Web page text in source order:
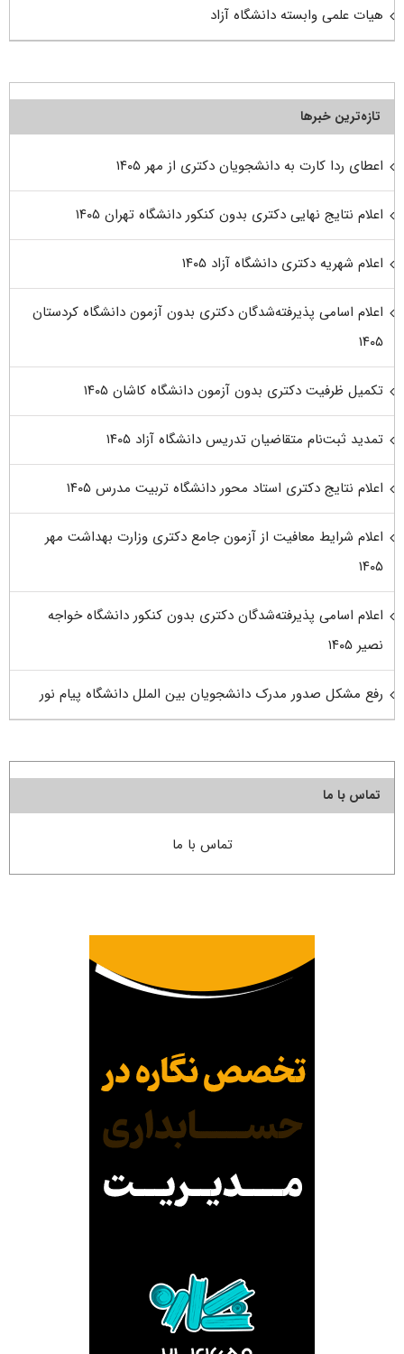
هیات علمی وابسته دانشگاه آزاد
تازه‌ترین خبرها
اعطای ردا کارت به دانشجویان دکتری از مهر ۱۴۰۵
اعلام نتایج نهایی دکتری بدون کنکور دانشگاه تهران ۱۴۰۵
اعلام شهریه دکتری دانشگاه آزاد ۱۴۰۵
اعلام اسامی پذیرفته‌شدگان دکتری بدون آزمون دانشگاه کردستان
۱۴۰۵
تکمیل ظرفیت دکتری بدون آزمون دانشگاه کاشان ۱۴۰۵
تمدید ثبت‌نام متقاضیان تدریس دانشگاه آزاد ۱۴۰۵
اعلام نتایج دکتری استاد محور دانشگاه تربیت مدرس ۱۴۰۵
اعلام شرایط معافیت از آزمون جامع دکتری وزارت بهداشت مهر
۱۴۰۵
اعلام اسامی پذیرفته‌شدگان دکتری بدون کنکور دانشگاه خواجه
نصیر ۱۴۰۵
رفع مشکل صدور مدرک دانشجویان بین الملل دانشگاه پیام نور
تماس با ما
تماس با ما